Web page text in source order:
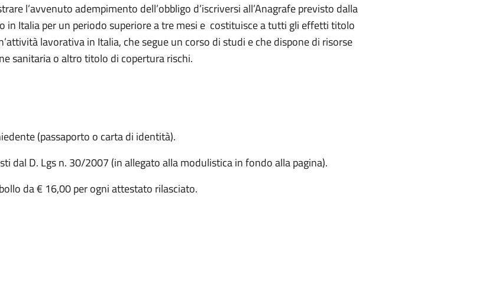
l’avvenuto adempimento dell’obbligo d’iscriversi all’Anagrafe previsto dalla
in Italia per un periodo superiore a tre mesi e costituisce a tutti gli effetti titolo
lavorativa in Italia, che segue un corso di studi e che dispone di risorse
sanitaria o altro titolo di copertura rischi.
(passaporto o carta di identità).
dal D. Lgs n. 30/2007 (in allegato alla modulistica in fondo alla pagina).
da € 16,00 per ogni attestato rilasciato.